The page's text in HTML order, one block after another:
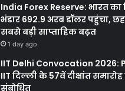
India Forex Reserve: भारत का
भंडार 692.9 अरब डॉलर पहुंचा,
सबसे बड़ी साप्ताहिक बढ़त
1 day ago
IIT Delhi Convocation 2026:
IIT दिल्ली के 57वें दीक्षांत
संबोधित